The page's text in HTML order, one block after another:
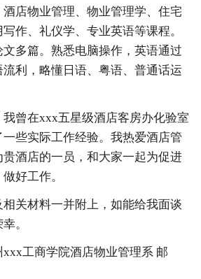
店物业管理、物业管理学、住宅
作、礼仪学、专业英语等课程。
多篇。熟悉电脑操作，英语通过
利，略懂日语、粤语、普通话运
曾在xxx五星级酒店客房办化验室
些实际工作经验。我热爱酒店管
酒店的一员，和大家一起为促进
好工作。
关材料一并附上，如能给我面谈
。
工商学院酒店物业管理系 邮